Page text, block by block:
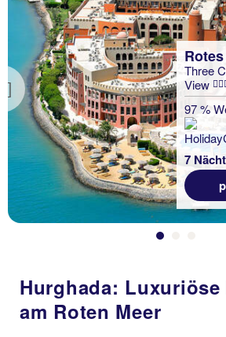
Previous
Three
View
97 %
7
Hurghada: Luxuriöse
am Roten Meer